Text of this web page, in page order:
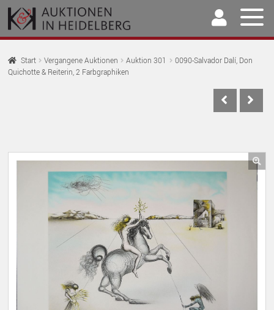
Zur
Navigation
springen
Springe
zum
Inhalt
Home
Unser Team
Start Vergangene Auktionen Auktion 301
0090-Salvador Dalí, Don
Quichotte & Reiterin, 2 Farbgraphiken
🔍